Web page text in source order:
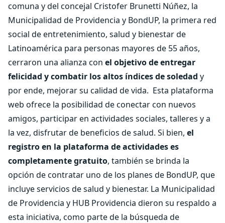
comuna y del concejal Cristofer Brunetti Núñez, la
Municipalidad de Providencia y BondUP, la primera red
social de entretenimiento, salud y bienestar de
Latinoamérica para personas mayores de 55 años,
cerraron una alianza con el objetivo de entregar
felicidad y combatir los altos índices de soledad y
por ende, mejorar su calidad de vida. Esta plataforma
web ofrece la posibilidad de conectar con nuevos
amigos, participar en actividades sociales, talleres y a
la vez, disfrutar de beneficios de salud. Si bien, el
registro en la plataforma de actividades es
completamente gratuito, también se brinda la
opción de contratar uno de los planes de BondUP, que
incluye servicios de salud y bienestar. La Municipalidad
de Providencia y HUB Providencia dieron su respaldo a
esta iniciativa, como parte de la búsqueda de